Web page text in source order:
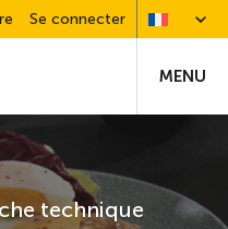
Se connecter
MENU
technique